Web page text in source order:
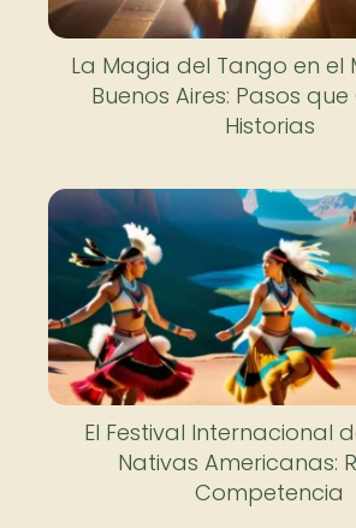
La Magia del Tango en el
Buenos Aires: Pasos
Historias
El Festival Internacional
Nativas Americanas:
Competencia